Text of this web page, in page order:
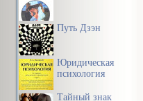
Путь Дзэн
Юридическая
психология
Тайный знак